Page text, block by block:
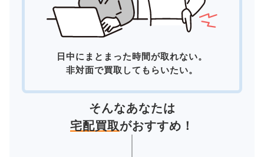
日中にまとまった時間が取れない。
非対面で買取してもらいたい。
そんなあなたは
宅配買取がおすすめ！